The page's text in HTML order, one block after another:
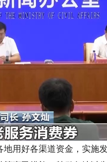
地用好各渠道资金，实施